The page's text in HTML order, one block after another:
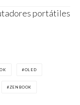
portátiles
OLED
ZENBOOK